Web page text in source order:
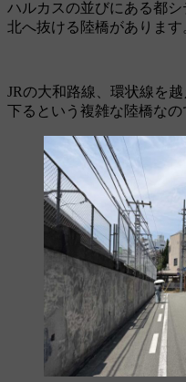
ハルカスの並びにある都シ
北へ抜ける陸橋があります
JRの大和路線、環状線を
下るという複雑な陸橋なの